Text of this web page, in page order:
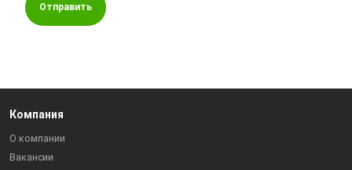
Отправить
Компания
О компании
Вакансии